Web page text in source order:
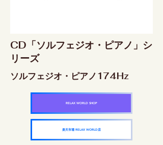
CD「ソルフェジオ・ピアノ」シ
リーズ
ソルフェジオ・ピアノ174Hz
RELAX WORLD SHOP
楽天市場 RELAX WORLD店